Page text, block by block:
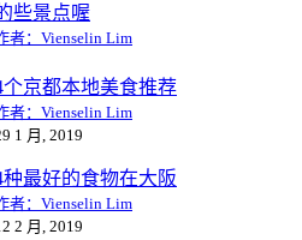
些景点喔
者：Vienselin Lim
个京都本地美食推荐
者：Vienselin Lim
1 月, 2019
种最好的食物在大阪
者：Vienselin Lim
2 月, 2019